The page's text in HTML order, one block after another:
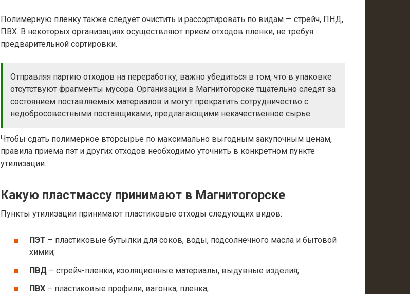
Полимерную пленку также следует очистить и рассортировать по видам — стрейч, ПНД,
ПВХ. В некоторых организациях осуществляют прием отходов пленки, не требуя
предварительной сортировки.
Отправляя партию отходов на переработку, важно убедиться в том, что в упаковке
отсутствуют фрагменты мусора. Организации в Магнитогорске тщательно следят за
состоянием поставляемых материалов и могут прекратить сотрудничество с
недобросовестными поставщиками, предлагающими некачественное сырье.
Чтобы сдать полимерное вторсырье по максимально выгодным закупочным ценам,
правила приема пэт и других отходов необходимо уточнить в конкретном пункте
утилизации.
Какую пластмассу принимают в Магнитогорске
Пункты утилизации принимают пластиковые отходы следующих видов:
ПЭТ – пластиковые бутылки для соков, воды, подсолнечного масла и бытовой
химии;
ПВД – стрейч-пленки, изоляционные материалы, выдувные изделия;
ПВХ – пластиковые профили, вагонка, пленка;